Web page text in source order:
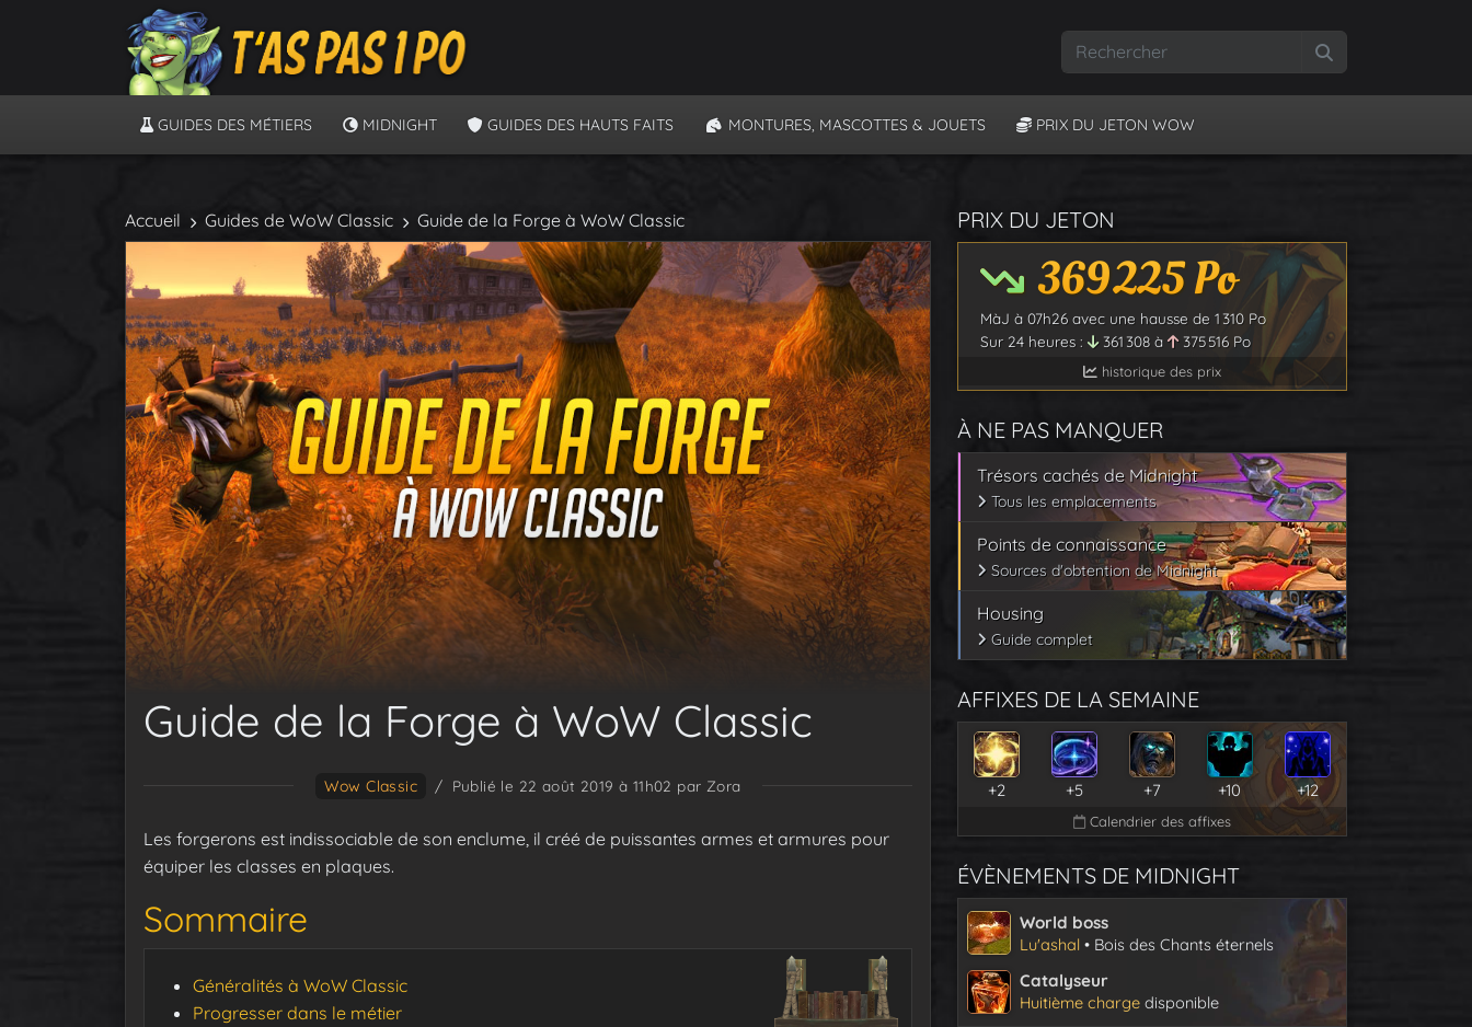
GUIDES DES MÉTIERS MIDNIGHT GUIDES DES HAUTS FAITS MONTURES, MASCOTTES & JOUETS PRIX DU JETON WOW
Accueil Guides de WoW Classic Guide de la Forge à WoW Classic
Guide de la Forge à WoW Classic
Wow Classic / Publié le 22 août 2019 à 11h02 par Zora
Les forgerons est indissociable de son enclume, il créé de puissantes armes et armures pour
équiper les classes en plaques.
Sommaire
Généralités à WoW Classic
Progresser dans le métier
PRIX DU JETON
369 225Po
MàJ à 07h26 avec une hausse de 1 310 Po
Sur 24 heures :
361 308 à 375 516 Po
historique des prix
À NE PAS MANQUER
Trésors cachés de Midnight
Tous les emplacements
Points de connaissance
Sources d'obtention de Midnight
Housing
Guide complet
AFFIXES DE LA SEMAINE
+2 +5 +7 +10 +12
Calendrier des affixes
ÉVÈNEMENTS DE MIDNIGHT
World boss
Lu'ashal • Bois des Chants éternels
Catalyseur
Huitième charge disponible